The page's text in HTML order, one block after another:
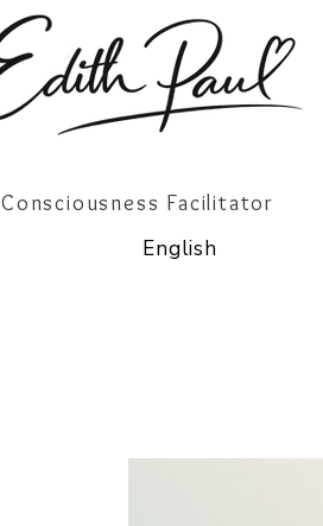
Consciousness Facilitator
English